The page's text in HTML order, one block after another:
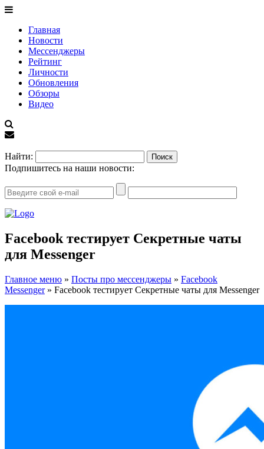
Главная
Новости
Мессенджеры
Рейтинг
Личности
Обновления
Обзоры
Видео
Найти:
Подпишитесь на наши новости:
Facebook тестирует Секретные чаты
для Messenger
Главное меню » Посты про мессенджеры » Facebook
Messenger» Facebook тестирует Секретные чаты для Messenger